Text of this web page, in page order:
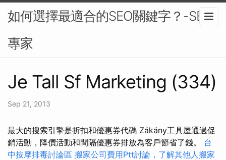
如何選擇最適合的SEO關鍵字？-SEO
專家
Je Tall Sf Marketing (334)
Sep 21, 2013
最大的搜索引擎是折扣和優惠券代碼 Zákány工具屋通過促
銷活動，降價活動和間隔優惠券排放為客戶節省了錢。 台
中按摩排毒討論區 搬家公司費用Ptt討論，了解其他人搬家